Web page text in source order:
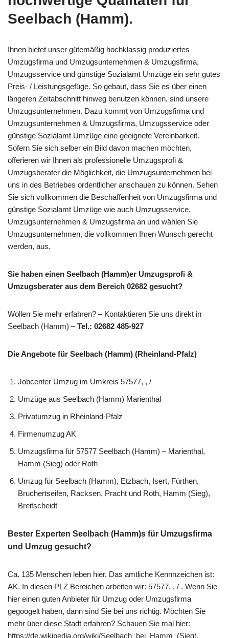
Seelbach (Hamm).
Ihnen bietet unser gütemäßig hochklassig produziertes
Umzugsfirma und Umzugsunternehmen & Umzugsfirma,
Umzugsservice und günstige Sozialamt Umzüge ein sehr gutes
Preis- / Leistungsgefüge. So gebaut, dass Sie es über einen
längeren Zeitabschnitt hinweg benutzen können, sind unsere
Umzugsunternehmen. Dazu kommt von Umzugsfirma und
Umzugsunternehmen & Umzugsfirma, Umzugsservice oder
günstige Sozialamt Umzüge eine geeignete Vereinbarkeit.
Sofern Sie sich selber ein Bild davon machen möchten,
offerieren wir Ihnen als professionelle Umzugsprofi &
Umzugsberater die Möglichkeit, die Umzugsunternehmen bei
uns in des Betriebes ordentlicher anschauen zu können. Sehen
Sie sich vollkommen die Beschaffenheit von Umzugsfirma und
günstige Sozialamt Umzüge wie auch Umzugsservice,
Umzugsunternehmen & Umzugsfirma an und wählen Sie
Umzugsunternehmen, die vollkommen Ihren Wunsch gerecht
werden, aus.
Sie haben einen Seelbach (Hamm)er Umzugsprofi &
Umzugsberater aus dem Bereich 02682 gesucht?
Wollen Sie mehr erfahren? – Kontaktieren Sie uns direkt in
Seelbach (Hamm) –Tel.: 02682 485-927
Die Angebote für Seelbach (Hamm) (Rheinland-Pfalz)
Jobcenter Umzug im Umkreis 57577, , /
Umzüge aus Seelbach (Hamm) Marienthal
Privatumzug in Rheinland-Pfalz
Firmenumzug AK
Umzugsfirma für 57577 Seelbach (Hamm) – Marienthal,
Hamm (Sieg) oder Roth
Umzug für Seelbach (Hamm), Etzbach, Isert, Fürthen,
Bruchertseifen, Racksen, Pracht und Roth, Hamm (Sieg),
Breitscheidt
Bester Experten Seelbach (Hamm)s für Umzugsfirma
und Umzug gesucht?
Ca. 135 Menschen leben hier. Das amtliche Kennnzeichen ist:
AK. In diesen PLZ Bereichen arbeiten wir: 57577, , / . Wenn Sie
hier einen guten Anbieter für Umzug oder Umzugsfirma
gegoogelt haben, dann sind Sie bei uns richtig. Möchten Sie
mehr über diese Stadt erfahren? Schauen Sie mal hier:
https://de.wikipedia.org/wiki/Seelbach_bei_Hamm_(Sieg).